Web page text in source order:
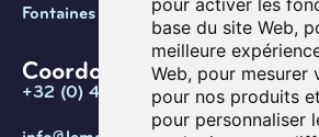
pour activer les
base du site Web,
meilleure
Web, pour mesurer
pour nos produits
pour personnaliser
Fontaines de Belgique
Coordonnées
+32 (0) 470 / 67.20.55